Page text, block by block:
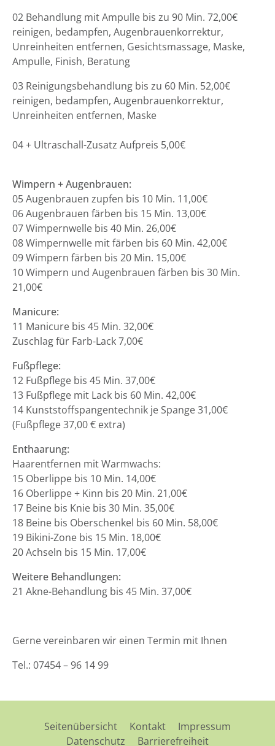
02 Behandlung mit Ampulle bis zu 90 Min. 72,00€
reinigen, bedampfen, Augenbrauenkorrektur,
Unreinheiten entfernen, Gesichtsmassage, Maske,
Ampulle, Finish, Beratung
03 Reinigungsbehandlung bis zu 60 Min. 52,00€
reinigen, bedampfen, Augenbrauenkorrektur,
Unreinheiten entfernen, Maske
04 + Ultraschall-Zusatz Aufpreis 5,00€
Wimpern + Augenbrauen:
05 Augenbrauen zupfen bis 10 Min. 11,00€
06 Augenbrauen färben bis 15 Min. 13,00€
07 Wimpernwelle bis 40 Min. 26,00€
08 Wimpernwelle mit färben bis 60 Min. 42,00€
09 Wimpern färben bis 20 Min. 15,00€
10 Wimpern und Augenbrauen färben bis 30 Min.
21,00€
Manicure:
11 Manicure bis 45 Min. 32,00€
Zuschlag für Farb-Lack 7,00€
Fußpflege:
12 Fußpflege bis 45 Min. 37,00€
13 Fußpflege mit Lack bis 60 Min. 42,00€
14 Kunststoffspangentechnik je Spange 31,00€
(Fußpflege 37,00 € extra)
Enthaarung:
Haarentfernen mit Warmwachs:
15 Oberlippe bis 10 Min. 14,00€
16 Oberlippe + Kinn bis 20 Min. 21,00€
17 Beine bis Knie bis 30 Min. 35,00€
18 Beine bis Oberschenkel bis 60 Min. 58,00€
19 Bikini-Zone bis 15 Min. 18,00€
20 Achseln bis 15 Min. 17,00€
Weitere Behandlungen:
21 Akne-Behandlung bis 45 Min. 37,00€
Gerne vereinbaren wir einen Termin mit Ihnen
Tel.: 07454 – 96 14 99
Seitenübersicht Kontakt
Impressum
Datenschutz
Barrierefreiheit